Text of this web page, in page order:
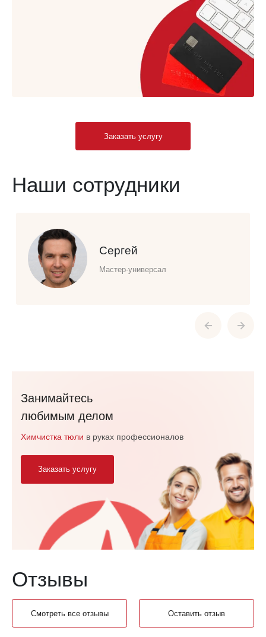
Заказать услугу
Наши сотрудники
Сергей
Мастер-универсал
Занимайтесь
любимым делом
Химчистка тюли в руках профессионалов
Заказать услугу
Отзывы
Смотреть все отзывы Оставить отзыв